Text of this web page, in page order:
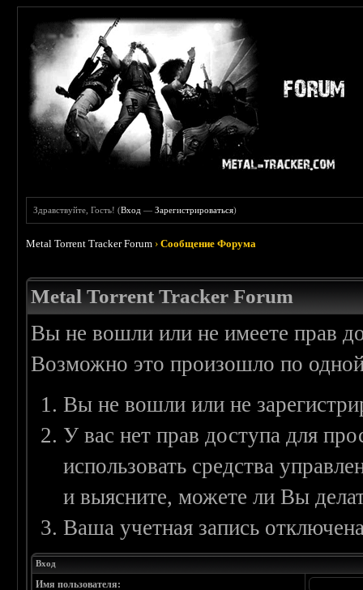
Здравствуйте, Гость! (Вход —Зарегистрироваться)
Metal Torrent Tracker Forum ›Сообщение Форума
Metal Torrent Tracker Forum
Вы не вошли или не имеете прав
Возможно это произошло по
Вы не вошли или не
У вас нет прав доступа для
использовать средства
и выясните, можете ли Вы
Ваша учетная запись
Вход
Имя пользователя: